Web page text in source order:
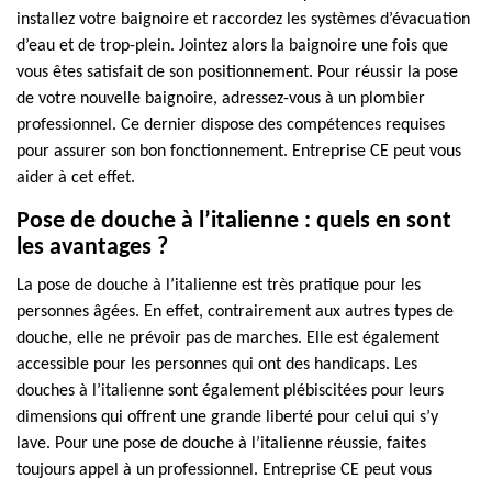
installez votre baignoire et raccordez les systèmes d’évacuation
d’eau et de trop-plein. Jointez alors la baignoire une fois que
vous êtes satisfait de son positionnement. Pour réussir la pose
de votre nouvelle baignoire, adressez-vous à un plombier
professionnel. Ce dernier dispose des compétences requises
pour assurer son bon fonctionnement. Entreprise CE peut vous
aider à cet effet.
Pose de douche à l’italienne : quels en sont
les avantages ?
La pose de douche à l’italienne est très pratique pour les
personnes âgées. En effet, contrairement aux autres types de
douche, elle ne prévoir pas de marches. Elle est également
accessible pour les personnes qui ont des handicaps. Les
douches à l’italienne sont également plébiscitées pour leurs
dimensions qui offrent une grande liberté pour celui qui s’y
lave. Pour une pose de douche à l’italienne réussie, faites
toujours appel à un professionnel. Entreprise CE peut vous